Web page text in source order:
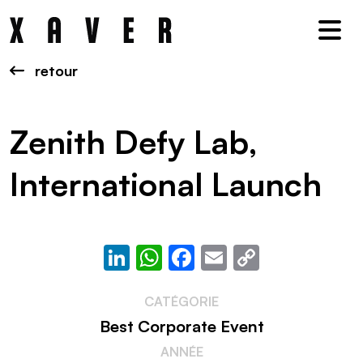
retour
Zenith Defy Lab,
International Launch
LinkedIn
WhatsApp
Facebook
Email
CATÉGORIE
Best Corporate Event
ANNÉE